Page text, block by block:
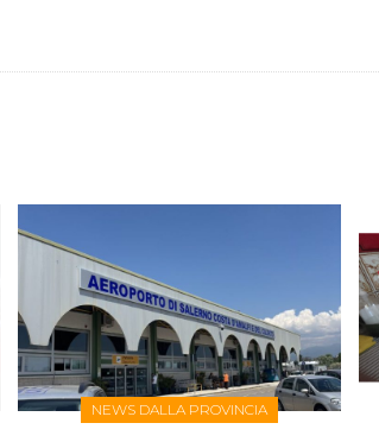
NEWS DALLA PROVINCIA